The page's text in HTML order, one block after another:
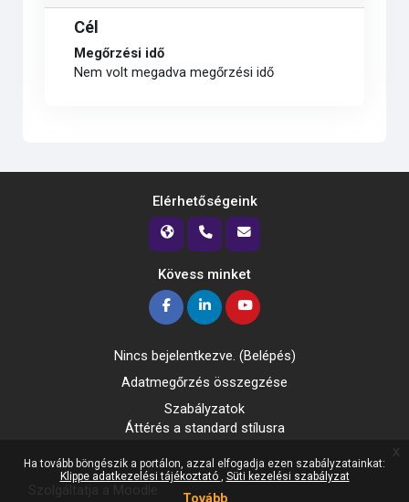
Ha tovább böngészik a portálon, azzal elfogadja ezen szabályzatainkat:
Klippe adatkezelési tájékoztató
Süti kezelési szabályzat
Tovább
x
Cél
Megőrzési idő
Nem volt megadva megőrzési idő
Elérhetőségeink
Kövess minket
Nincs bejelentkezve. (Belépés)
Adatmegőrzés összegzése
Szabályzatok
Áttérés a standard stílusra